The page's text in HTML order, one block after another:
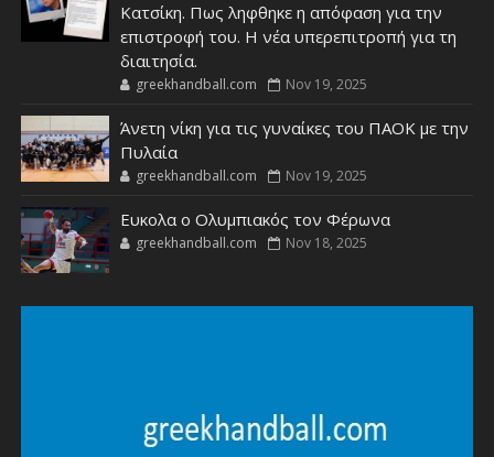
Κατσίκη. Πως ληφθηκε η απόφαση για την
επιστροφή του. Η νέα υπερεπιτροπή για τη
διαιτησία.
greekhandball.com Nov 19, 2025
Άνετη νίκη για τις γυναίκες του ΠΑΟΚ με την
Πυλαία
greekhandball.com Nov 19, 2025
Ευκολα ο Ολυμπιακός τον Φέρωνα
greekhandball.com Nov 18, 2025